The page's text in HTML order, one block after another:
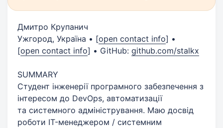
Дмитро Крупанич
Ужгород, Україна • [open contact info] •
[open contact info] • GitHub: github.com/stalkx
SUMMARY
Студент інженерії програмного забезпечення з
інтересом до DevOps, автоматизації
та системного адміністрування. Маю досвід
роботи IT-менеджером / системним